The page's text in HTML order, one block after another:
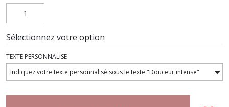
Sélectionnez votre option
TEXTE PERSONNALISE